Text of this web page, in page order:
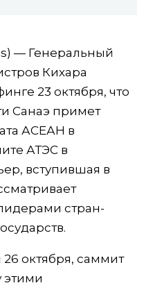
— Генеральный
Кихара
23 октября, что
Санаэ примет
АСЕАН в
АТЭС в
вступившая в
стран-
октября, саммит
этими